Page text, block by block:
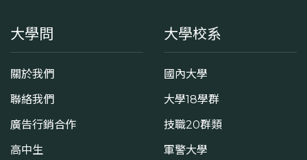
大學問
關於我們
聯絡我們
廣告行銷合作
高中生
大學校系
國內大學
大學18學群
技職20群類
軍警大學